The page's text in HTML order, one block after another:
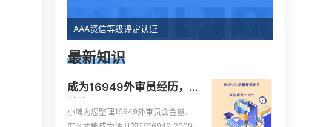
AAA资信等级评定认证
最新知识
成为16949外审员经历，
小编为您整理16949外审员含金量、